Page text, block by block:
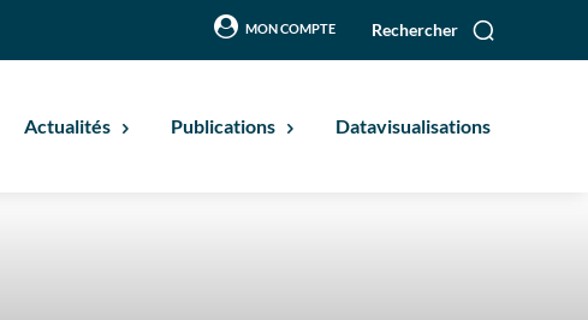
Rechercher
MON COMPTE
Actualités Publications Datavisualisations